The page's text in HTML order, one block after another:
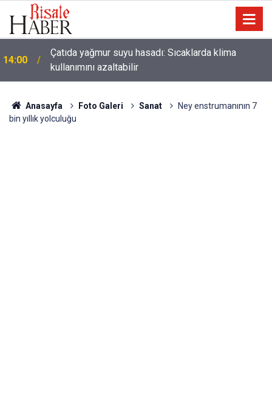
14:00
Çatıda yağmur suyu hasadı: Sıcaklarda klima
kullanımını azaltabilir
Anasayfa Foto Galeri Sanat
Ney enstrumanının 7
bin yıllık yolculuğu